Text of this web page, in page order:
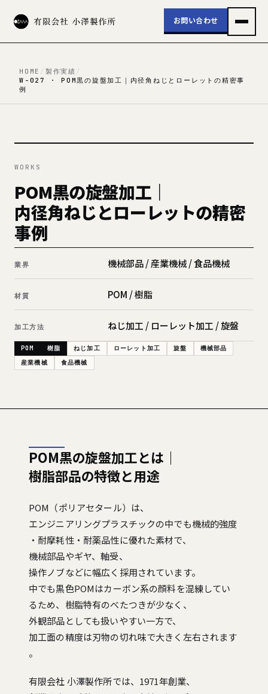
お問い合わせ
HOME / 製作実績 /
W-027 · POM黒の旋盤加工｜内径角ねじとローレットの精密事
例
WORKS
POM黒の旋盤加工｜
内径角ねじとローレットの精密
事例
業界 機械部品 / 産業機械 / 食品機械
材質 POM / 樹脂
加工方法 ねじ加工 / ローレット加工 / 旋盤
POM 樹脂 ねじ加工 ローレット加工 旋盤
機械部品
産業機械
食品機械
POM黒の旋盤加工とは｜
樹脂部品の特徴と用途
POM（ポリアセタール）は、
エンジニアリングプラスチックの中でも機械的強度
・耐摩耗性・耐薬品性に優れた素材で、
機械部品やギヤ、軸受、
操作ノブなどに幅広く採用されています。
中でも黒色POMはカーボン系の顔料を混練してい
るため、樹脂特有のべたつきが少なく、
外観部品としても扱いやすい一方で、
加工面の精度は刃物の切れ味で大きく左右されます
。
有限会社 小澤製作所では、1971年創業、